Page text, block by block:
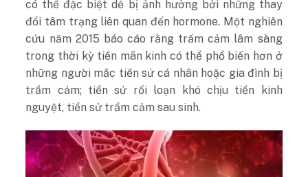
có thể đặc biệt dễ bị ảnh hưởng bởi những thay
đổi tâm trạng liên quan đến hormone. Một nghiên
cứu năm 2015 báo cáo rằng trầm cảm lâm sàng
trong thời kỳ tiền mãn kinh có thể phổ biến hơn ở
những người mắc tiền sử cá nhân hoặc gia đình bị
trầm cảm; tiền sử rối loạn khó chịu tiền kinh
nguyệt, tiền sử trầm cảm sau sinh.